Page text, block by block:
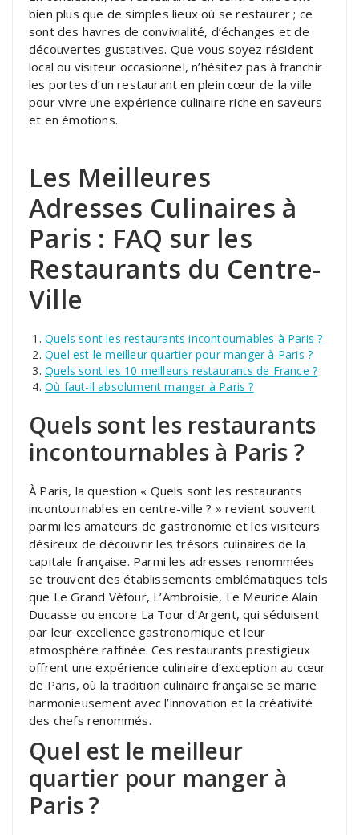
bien plus que de simples lieux où se restaurer ; ce
sont des havres de convivialité, d’échanges et de
découvertes gustatives. Que vous soyez résident
local ou visiteur occasionnel, n’hésitez pas à franchir
les portes d’un restaurant en plein cœur de la ville
pour vivre une expérience culinaire riche en saveurs
et en émotions.
Les Meilleures
Adresses Culinaires à
Paris : FAQ sur les
Restaurants du Centre-
Ville
Quels sont les restaurants incontournables à Paris ?
Quel est le meilleur quartier pour manger à Paris ?
Quels sont les 10 meilleurs restaurants de France ?
Où faut-il absolument manger à Paris ?
Quels sont les restaurants
incontournables à Paris ?
À Paris, la question « Quels sont les restaurants
incontournables en centre-ville ? » revient souvent
parmi les amateurs de gastronomie et les visiteurs
désireux de découvrir les trésors culinaires de la
capitale française. Parmi les adresses renommées
se trouvent des établissements emblématiques tels
que Le Grand Véfour, L’Ambroisie, Le Meurice Alain
Ducasse ou encore La Tour d’Argent, qui séduisent
par leur excellence gastronomique et leur
atmosphère raffinée. Ces restaurants prestigieux
offrent une expérience culinaire d’exception au cœur
de Paris, où la tradition culinaire française se marie
harmonieusement avec l’innovation et la créativité
des chefs renommés.
Quel est le meilleur
quartier pour manger à
Paris ?